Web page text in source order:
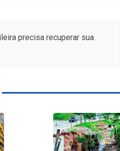
precisa recuperar sua